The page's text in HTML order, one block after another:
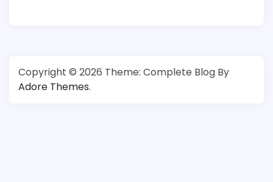
Copyright © 2026 Theme: Complete Blog By
Adore Themes.